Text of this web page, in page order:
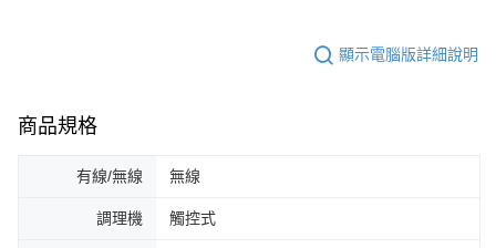
顯示電腦版詳細說明
商品規格
有線/無線 無線
調理機 觸控式